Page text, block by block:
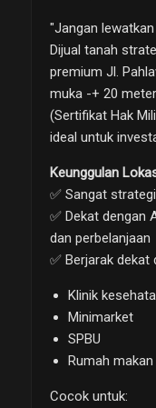
"Jangan
Dijual tanah
premium Jl.
muka -+ 20
(Sertifikat Hak
ideal untuk
Keunggulan
✅ Sangat
✅ Dekat dengan
dan perbelanjaan
✅ Berjarak
Klinik
Minimarket
SPBU
Rumah
Cocok untuk: